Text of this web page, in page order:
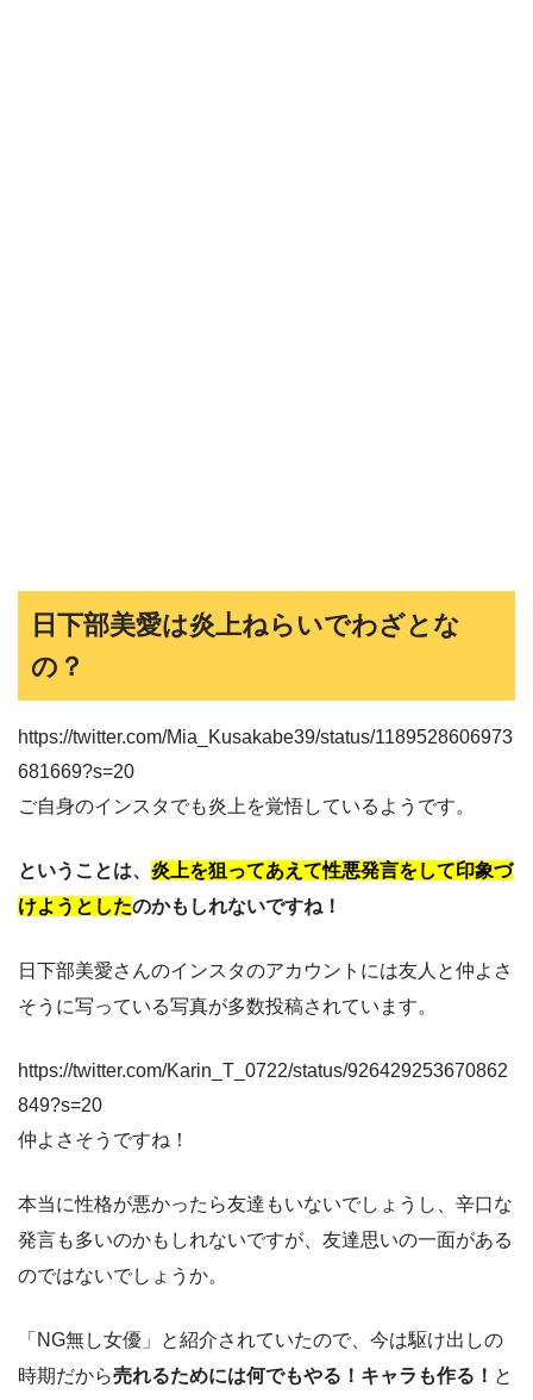
日下部美愛は炎上ねらいでわざとな
の？
https://twitter.com/Mia_Kusakabe39/status/1189528606973
681669?s=20
ご自身のインスタでも炎上を覚悟しているようです。
ということは、 炎上を狙ってあえて性悪発言をして印象づ
けようとしたのかもしれないですね！
日下部美愛さんのインスタのアカウントには友人と仲よさ
そうに写っている写真が多数投稿されています。
https://twitter.com/Karin_T_0722/status/926429253670862
849?s=20
仲よさそうですね！
本当に性格が悪かったら友達もいないでしょうし、辛口な
発言も多いのかもしれないですが、友達思いの一面がある
のではないでしょうか。
「NG無し女優」と紹介されていたので、今は駆け出しの
時期だから売れるためには何でもやる！キャラも作る！ と